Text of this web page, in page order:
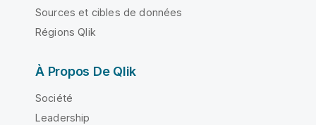
Sources et cibles de données
Régions Qlik
À Propos De Qlik
Société
Leadership